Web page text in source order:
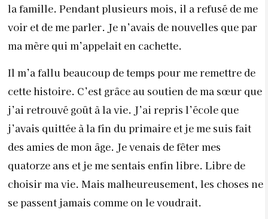
la famille. Pendant plusieurs mois, il a refusé de me
voir et de me parler. Je n’avais de nouvelles que par
ma mère qui m’appelait en cachette.
Il m’a fallu beaucoup de temps pour me remettre de
cette histoire. C’est grâce au soutien de ma sœur que
j’ai retrouvé goût à la vie. J’ai repris l’école que
j’avais quittée à la fin du primaire et je me suis fait
des amies de mon âge. Je venais de fêter mes
quatorze ans et je me sentais enfin libre. Libre de
choisir ma vie. Mais malheureusement, les choses ne
se passent jamais comme on le voudrait.